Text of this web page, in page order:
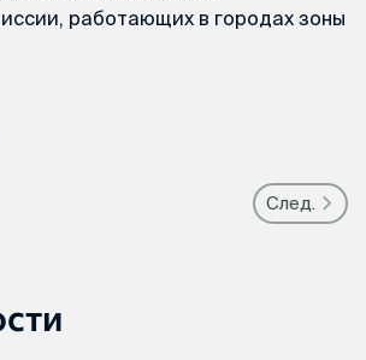
работающих в городах зоны
След.